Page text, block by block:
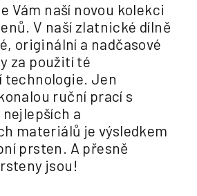
Vám naší novou kolekci
V naší zlatnické dílně
originální a nadčasové
za použití té
technologie. Jen
ruční prací s
a
materiálů je výsledkem
prsten. A přesně
jsou!